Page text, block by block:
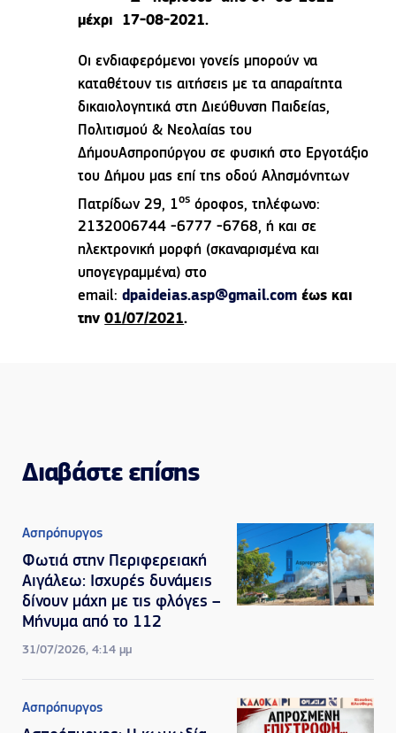
μέχρι 17-08-2021.
Οι ενδιαφερόμενοι γονείς μπορούν να
καταθέτουν τις αιτήσεις µε τα απαραίτητα
δικαιολογητικά στη Διεύθυνση Παιδείας,
Πολιτισμού & Νεολαίας του
ΔήμουΑσπροπύργου σε φυσική στο Εργοτάξιο
του Δήμου μας επί της οδού Αλησμόνητων
Πατρίδων 29, 1ος όροφος, τηλέφωνο:
2132006744 -6777 -6768, ή και σε
ηλεκτρονική μορφή (σκαναρισμένα και
υπογεγραμμένα) στο
email:dpaideias.asp@gmail.com έως και
την01/07/2021.
Διαβάστε επίσης
Ασπρόπυργος
Φωτιά στην Περιφερειακή
Αιγάλεω: Ισχυρές δυνάμεις
δίνουν μάχη με τις φλόγες –
Μήνυμα από το 112
31/07/2026, 4:14 μμ
Ασπρόπυργος